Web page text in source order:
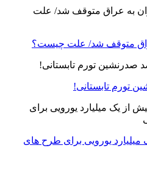
متوقف شد/ علت چیست؟
یورویی برای طرح های